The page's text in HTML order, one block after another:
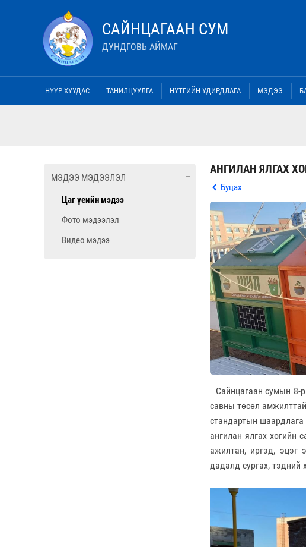
САЙНЦАГААН СУМ
ДУНДГОВЬ АЙМАГ
НҮҮР ХУУДАС ТАНИЛЦУУЛГА НУТГИЙН УДИРДЛАГА МЭДЭЭ
МЭДЭЭ МЭДЭЭЛЭЛ
Цаг үеийн мэдээ
Фото мэдээлэл
Видео мэдээ
АНГИЛАН ЯЛГАХ
Буцах
Сайнцагаан сумын 8-
савны төсөл
стандартын
ангилан ялгах хогийн
ажилтан, иргэд, эцэг
дадалд сургах, тэдний